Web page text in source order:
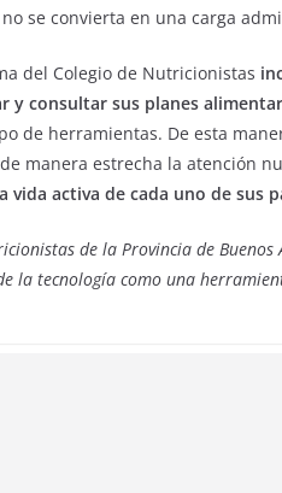
se convierta en una carga
del Colegio de Nutricionistas
y consultar sus planes
de herramientas. De esta
manera estrecha la atención
vida activa de cada uno de sus
de la Provincia de
la tecnología como una